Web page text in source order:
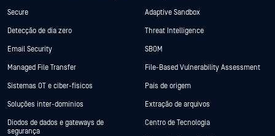
Secure
Detecção de dia zero
Email Security
Managed File Transfer
Sistemas OT e ciber-físicos
Soluções inter-domínios
Diodos de dados e gateways de
segurança
Adaptive Sandbox
Threat Intelligence
SBOM
File-Based Vulnerability Assessment
País de origem
Extração de arquivos
Centro de Tecnologia